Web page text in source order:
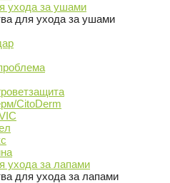
ухода за ушами
для ухода за ушами
CitoDerm
ухода за лапами
для ухода за лапами